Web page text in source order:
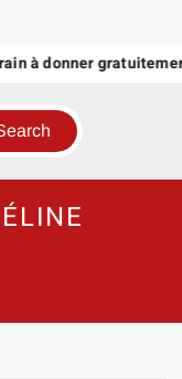
donner gratuitement